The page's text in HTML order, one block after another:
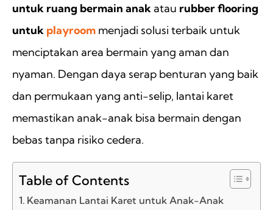
untuk ruang bermain anak atau rubber flooring
untuk playroom menjadi solusi terbaik untuk
menciptakan area bermain yang aman dan
nyaman. Dengan daya serap benturan yang baik
dan permukaan yang anti-selip, lantai karet
memastikan anak-anak bisa bermain dengan
bebas tanpa risiko cedera.
Table of Contents
Keamanan Lantai Karet untuk Anak-Anak